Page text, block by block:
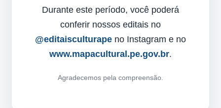
Durante este período, você poderá
conferir nossos editais no
@editaisculturape no Instagram e no
www.mapacultural.pe.gov.br.
Agradecemos pela compreensão.